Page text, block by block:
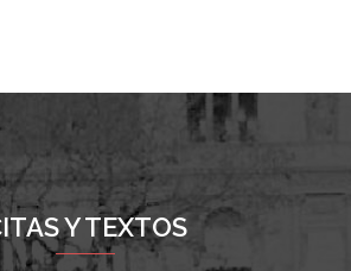
Y TEXTOS